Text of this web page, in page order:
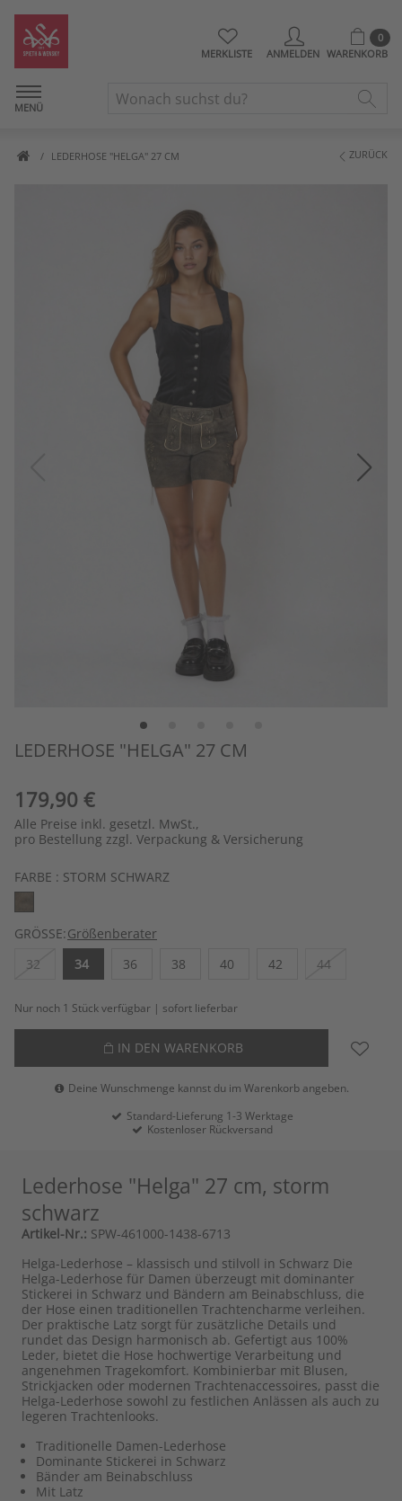
MERKLISTE ANMELDEN
0
WARENKORB
MENÜ
LEDERHOSE "HELGA" 27 CM ZURÜCK
Artikelbilder überspringen
LEDERHOSE "HELGA" 27 CM
179,90 €
Alle Preise inkl. gesetzl. MwSt.,
pro Bestellung zzgl. Verpackung & Versicherung
FARBE : STORM SCHWARZ
GRÖSSE:Größenberater
32
34 36 38 40 42 44
Nur noch 1 Stück verfügbar | sofort lieferbar
IN DEN WARENKORB
Deine Wunschmenge kannst du im Warenkorb angeben.
Standard-Lieferung 1-3 Werktage
Kostenloser Rückversand
Lederhose "Helga" 27 cm, storm
schwarz
Artikel-Nr.: SPW-461000-1438-6713
Helga-Lederhose – klassisch und stilvoll in Schwarz Die
Helga-Lederhose für Damen überzeugt mit dominanter
Stickerei in Schwarz und Bändern am Beinabschluss, die
der Hose einen traditionellen Trachtencharme verleihen.
Der praktische Latz sorgt für zusätzliche Details und
rundet das Design harmonisch ab. Gefertigt aus 100%
Leder, bietet die Hose hochwertige Verarbeitung und
angenehmen Tragekomfort. Kombinierbar mit Blusen,
Strickjacken oder modernen Trachtenaccessoires, passt die
Helga-Lederhose sowohl zu festlichen Anlässen als auch zu
legeren Trachtenlooks.
Traditionelle Damen-Lederhose
Dominante Stickerei in Schwarz
Bänder am Beinabschluss
Mit Latz